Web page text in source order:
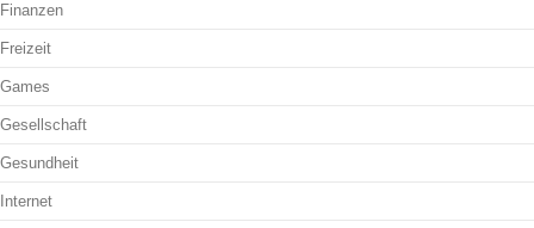
Finanzen
Freizeit
Games
Gesellschaft
Gesundheit
Internet